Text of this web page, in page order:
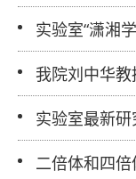
功
究成果获2020
优秀成果奖
实验室“潇湘
究成果在PNAS
我院刘中华教
Nature
实验室最新
二倍体和四倍